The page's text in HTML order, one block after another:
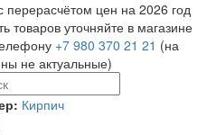
перерасчётом цен на 2026 год
товаров уточняйте в магазине
+7 980 370 21 21 (на
не актуальные)
Кирпич